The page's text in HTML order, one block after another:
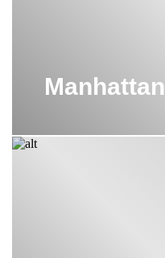
Manhattan